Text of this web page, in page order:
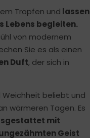
Tropfen und lassen
Lebens begleiten.
von modernem
Sie es als einen
Duft, der sich in
Weichheit beliebt und
wärmeren Tagen. Es
mit
Geist